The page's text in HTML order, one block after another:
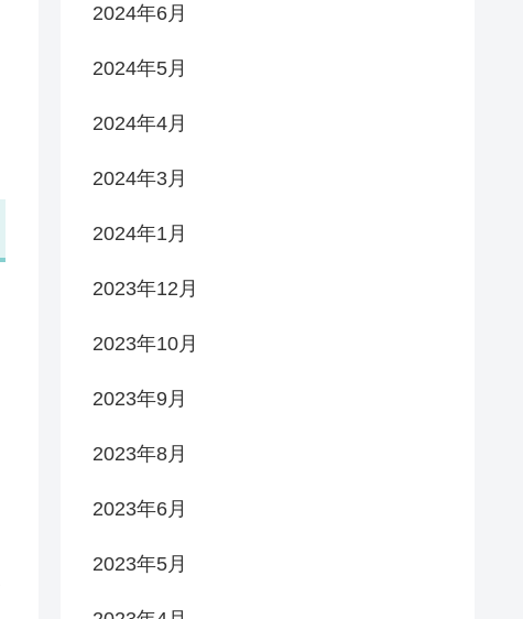
2024年6月
2024年5月
2024年4月
2024年3月
2024年1月
2023年12月
2023年10月
2023年9月
2023年8月
2023年6月
2023年5月